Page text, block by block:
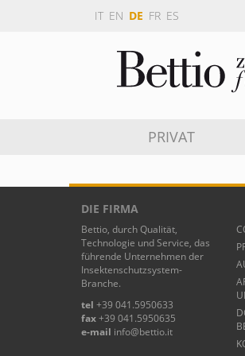
IT EN DE FR ES
PRIVAT
DIE FIRMA
Bettio, durch Qualität,
Technologie und Service, das
führende Unternehmen der
Insektenschutzsystem-
Branche.
tel +39 041.5950633
fax+39 041.5950635
e-mail info@bettio.it